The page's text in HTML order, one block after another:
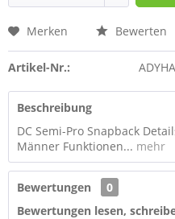
Merken Bewerten
Artikel-Nr.:
Beschreibung
DC Semi-Pro Snapback
Männer Funktionen... mehr
Bewertungen
0
Bewertungen lesen,